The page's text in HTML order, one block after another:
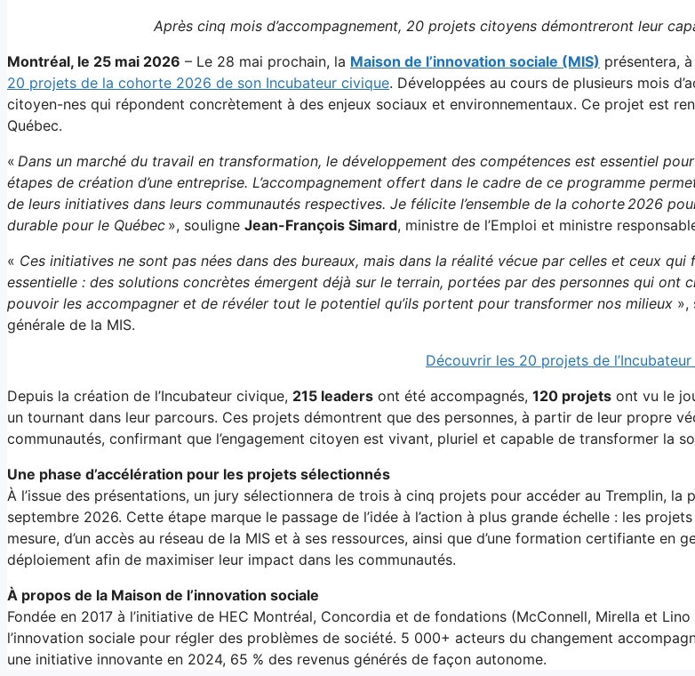
Après cinq mois d’accompagnement, 20 projets citoyens démontreront leur
Montréal, le 25 mai 2026 – Le 28 mai prochain, la Maison de l’innovation sociale (MIS) présentera,
20 projets de la cohorte 2026 de son Incubateur civique. Développées au cours de plusieurs mois
citoyen-nes qui répondent concrètement à des enjeux sociaux et environnementaux. Ce projet est
Québec.
« Dans un marché du travail en transformation, le développement des compétences est essentiel
étapes de création d’une entreprise. L’accompagnement offert dans le cadre de ce programme
de leurs initiatives dans leurs communautés respectives. Je félicite l’ensemble de la cohorte 2026
durable pour le Québec », souligne Jean-François Simard, ministre de l’Emploi et ministre
« Ces initiatives ne sont pas nées dans des bureaux, mais dans la réalité vécue par celles et ceux
essentielle : des solutions concrètes émergent déjà sur le terrain, portées par des personnes qui
pouvoir les accompagner et de révéler tout le potentiel qu’ils portent pour transformer nos milieux »,
générale de la MIS.
Découvrir les 20 projets de
Depuis la création de l’Incubateur civique, 215 leaders ont été accompagnés, 120 projets ont vu le
un tournant dans leur parcours. Ces projets démontrent que des personnes, à partir de leur propre
communautés, confirmant que l’engagement citoyen est vivant, pluriel et capable de transformer la
Une phase d’accélération pour les projets sélectionnés
À l’issue des présentations, un jury sélectionnera de trois à cinq projets pour accéder au Tremplin, la
septembre 2026. Cette étape marque le passage de l’idée à l’action à plus grande échelle : les
mesure, d’un accès au réseau de la MIS et à ses ressources, ainsi que d’une formation certifiante
déploiement afin de maximiser leur impact dans les communautés.
À propos de la Maison de l’innovation sociale
Fondée en 2017 à l’initiative de HEC Montréal, Concordia et de fondations (McConnell, Mirella et Lino
l’innovation sociale pour régler des problèmes de société. 5 000+ acteurs du changement
une initiative innovante en 2024, 65 % des revenus générés de façon autonome.